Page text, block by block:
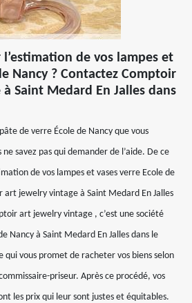
de vos lampes et
Nancy ? Contactez Comptoir
Saint Medard En Jalles dans
de verre École de Nancy que vous
savez pas qui demander de l’aide. De ce
de vos lampes et vases verre Ecole de
art jewelry vintage à Saint Medard En Jalles
art jewelry vintage , c’est une société
Nancy à Saint Medard En Jalles dans le
qui vous promet de racheter vos biens selon
priseur. Après ce procédé, vos
les prix qui leur sont justes et équitables.